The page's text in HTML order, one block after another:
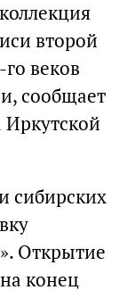
второй
веков
сообщает
Иркутской
сибирских
Открытие
конец